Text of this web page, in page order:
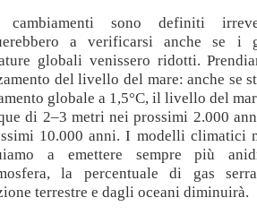
cambiamenti sono definiti
a verificarsi anche se i
globali venissero ridotti.
del livello del mare: anche se
globale a 1,5°C, il livello del
di 2–3 metri nei prossimi 2.000
10.000 anni. I modelli climatici
a emettere sempre più
la percentuale di gas
terrestre e dagli oceani diminuirà.